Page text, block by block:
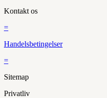
Kontakt os
=
Handelsbetingelser
=
Sitemap
Privatliv